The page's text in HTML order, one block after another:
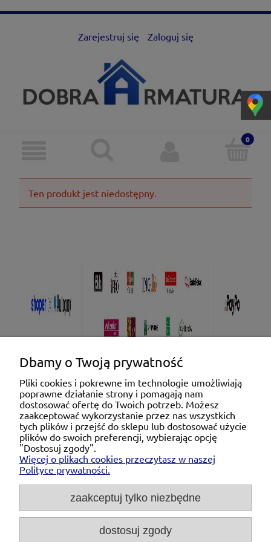
Zarejestruj się Zaloguj się
Ten produkt jest niedostępny.
Pomoc
Moje konto
Płatności i dostawa
O nas
Michał Niedźwiecki Dobra Armatura, ul. Krakowska
Dbamy o Twoją prywatność
Pliki cookies i pokrewne im technologie umożliwiają
poprawne działanie strony i pomagają nam
dostosować ofertę do Twoich potrzeb. Możesz
zaakceptować wykorzystanie przez nas wszystkich
tych plików i przejść do sklepu lub dostosować użycie
plików do swoich preferencji, wybierając opcję
"Dostosuj zgody".
Więcej o plikach cookies przeczytasz w naszej
Polityce prywatności.
zaakceptuj tylko niezbędne
dostosuj zgody